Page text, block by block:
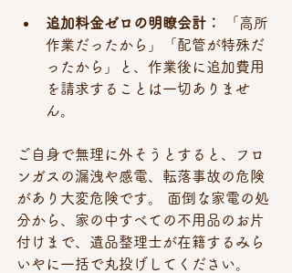
追加料金ゼロの明瞭会計：
「高所
作業だったから」「配管が特殊だ
ったから」と、作業後に追加費用
を請求することは一切ありませ
ん。
ご自身で無理に外そうとすると、フロ
ンガスの漏洩や感電、転落事故の危険
があり大変危険です。 面倒な家電の処
分から、家の中すべての不用品のお片
付けまで、遺品整理士が在籍するみら
いやに一括で丸投げしてください。